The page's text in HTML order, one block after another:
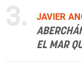
3.
JAVIER
EL MAR